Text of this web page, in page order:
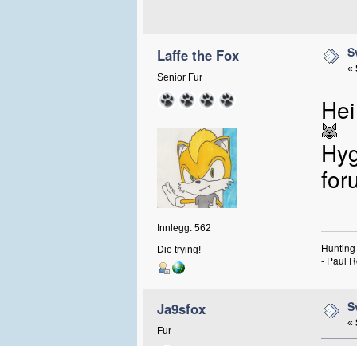
Laffe the Fox
Senior Fur
Innlegg: 562
Die trying!
«
- Paul
Ja9sfox
Fur
«